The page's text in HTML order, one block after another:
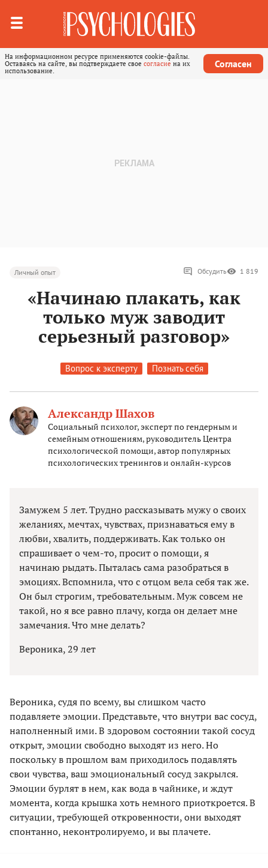
На информационном ресурсе применяются cookie-файлы.
Оставаясь на сайте, вы подтверждаете свое согласие на их
использование.
Согласен
Личный опыт Обсудить 1 819
«Начинаю плакать, как
только муж заводит
серьезный разговор»
Вопрос к эксперту Познать себя
Александр Шахов
Социальный психолог, эксперт по гендерным и
семейным отношениям, руководитель Центра
психологической помощи, автор популярных
психологических тренингов и онлайн-курсов
Замужем 5 лет. Трудно рассказывать мужу о своих
желаниях, мечтах, чувствах, признаваться ему в
любви, хвалить, поддерживать. Как только он
спрашивает о чем-то, просит о помощи, я
начинаю рыдать. Пыталась сама разобраться в
эмоциях. Вспомнила, что с отцом вела себя так же.
Он был строгим, требовательным. Муж совсем не
такой, но я все равно плачу, когда он делает мне
замечания. Что мне делать?
Вероника, 29 лет
Вероника, судя по всему, вы слишком часто
подавляете эмоции. Представьте, что внутри вас сосуд,
наполненный ими. В здоровом состоянии такой сосуд
открыт, эмоции свободно выходят из него. Но
поскольку в прошлом вам приходилось подавлять
свои чувства, ваш эмоциональный сосуд закрылся.
Эмоции бурлят в нем, как вода в чайнике, и ждут
момента, когда крышка хоть немного приоткроется. В
ситуации, требующей откровенности, они выходят
спонтанно, неконтролируемо, и вы плачете.